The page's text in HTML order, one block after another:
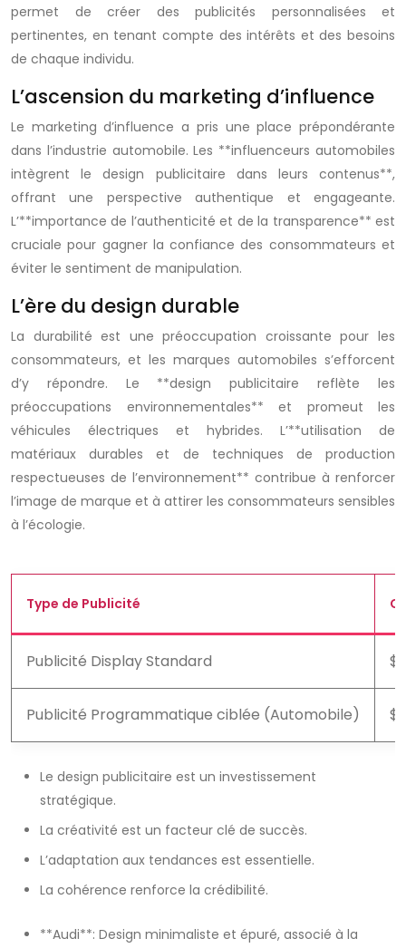
permet de créer des publicités personnalisées et
pertinentes, en tenant compte des intérêts et des besoins
de chaque individu.
L’ascension du marketing d’influence
Le marketing d’influence a pris une place prépondérante
dans l’industrie automobile. Les **influenceurs automobiles
intègrent le design publicitaire dans leurs contenus**,
offrant une perspective authentique et engageante.
L’**importance de l’authenticité et de la transparence** est
cruciale pour gagner la confiance des consommateurs et
éviter le sentiment de manipulation.
L’ère du design durable
La durabilité est une préoccupation croissante pour les
consommateurs, et les marques automobiles s’efforcent
d’y répondre. Le **design publicitaire reflète les
préoccupations environnementales** et promeut les
véhicules électriques et hybrides. L’**utilisation de
matériaux durables et de techniques de production
respectueuses de l’environnement** contribue à renforcer
l’image de marque et à attirer les consommateurs sensibles
à l’écologie.
Type de Publicité
Publicité Display Standard
Publicité Programmatique ciblée (Automobile)
Le design publicitaire est un investissement
stratégique.
La créativité est un facteur clé de succès.
L’adaptation aux tendances est essentielle.
La cohérence renforce la crédibilité.
**Audi**: Design minimaliste et épuré, associé à la